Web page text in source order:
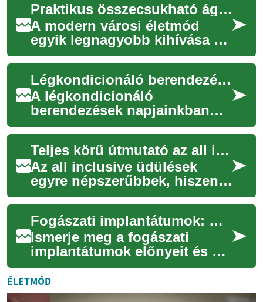
Praktikus összecsukható ágyak kis terekbe: Teljes útmutató
A modern városi életmód
egyik legnagyobb kihívása a
korlátozott élettér optimális
kihasználása. Az
összecsukható ágya...
Légkondicionáló berendezések: Teljes körű útmutató a modern otthoni hűtéshez
A légkondicionáló
berendezések napjainkban
már nem számítanak
luxuscikknek, hanem
alapvető otthoni
felszerelésnek tek...
Teljes körű útmutató az all inclusive nyaralásokhoz
Az all inclusive üdülések
egyre népszerűbbek, hiszen
gondtalan és stresszmentes
pihenést kínálnak. Ez az
útmutató seg...
Fogászati implantátumok: modern pótlás részletes útmutató
Ismerje meg a fogászati
implantátumok előnyeit és a
teljes beavatkozás menetét!
Ez a cikk bemutatja, kik a
megfelelő ...
ÉLETMÓD